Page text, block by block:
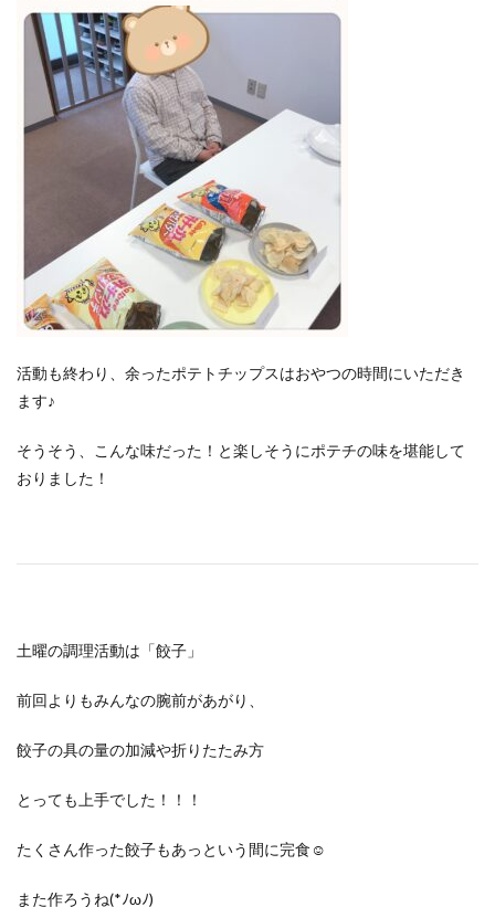
活動も終わり、余ったポテトチップスはおやつの時間にいただき
ます♪
そうそう、こんな味だった！と楽しそうにポテチの味を堪能して
おりました！
土曜の調理活動は「餃子」
前回よりもみんなの腕前があがり、
餃子の具の量の加減や折りたたみ方
とっても上手でした！！！
たくさん作った餃子もあっという間に完食☺
また作ろうね(*ﾉωﾉ)